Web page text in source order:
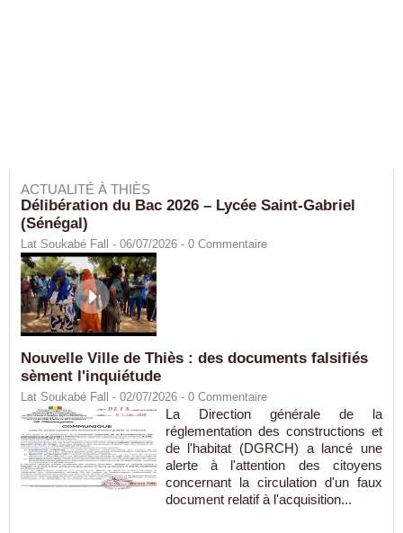
ACTUALITÉ À THIÈS
Délibération du Bac 2026 – Lycée Saint-Gabriel
(Sénégal)
Lat Soukabé Fall - 06/07/2026 - 0 Commentaire
Nouvelle Ville de Thiès : des documents falsifiés
sèment l'inquiétude
Lat Soukabé Fall - 02/07/2026 - 0 Commentaire
La Direction générale de la
réglementation des constructions et
de l'habitat (DGRCH) a lancé une
alerte à l'attention des citoyens
concernant la circulation d'un faux
document relatif à l'acquisition...